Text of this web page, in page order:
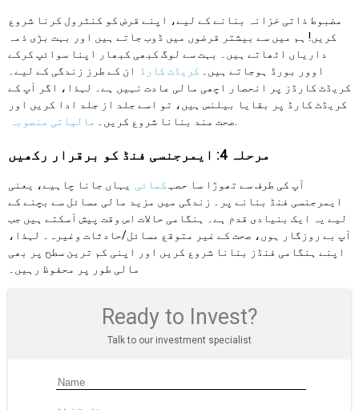
مضبوط ذاتی خزانہ بنانے کے لیے، اپنے قرض کو کنٹرول کرنا شروع
کریں! ہم میں سے بیشتر قرضوں میں ڈوب جاتے ہیں اور بہت بڑی ذمہ
داریاں اٹھاتے ہیں۔ بہت سے لوگ کبھی کبھار اپنا سوائپ کرکے
اوور بورڈ ہوجاتے ہیں۔
کریڈٹ کارڈ
ان کے طرز زندگی کے لیے۔
کریڈٹ کارڈز پر انحصار اچھی مالی عادت نہیں ہے۔ لہذا، اگر آپ کے
کریڈٹ کارڈ پر بقایا بیلنس ہیں، تو اسے جلد از جلد ادا کریں اور
صحت مند بنانا شروع کریں۔
مالیاتی منصوبہ
مرحلہ 4: ایمرجنسی فنڈ کو برقرار رکھیں
آپ کی طرف سے تھوڑا سا حصہ کمائی یہاں جانا چاہیے، یعنی
ایمرجنسی فنڈ بنانے پر۔ زندگی میں مزید مالی مسائل سے بچنے کے
لیے یہ ایک بنیادی قدم ہے۔ ہنگامی حالات اس وقت پیش آسکتے ہیں جب
آپ بے روزگار ہوں، صحت کے غیر متوقع مسائل/حادثات وغیرہ۔ لہذا،
اپنے ہنگامی فنڈز بنانا شروع کریں اور اپنی کم ترین سطح پر بھی
مالی طور پر محفوظ رہیں۔
Ready to Invest?
Talk to our investment specialist